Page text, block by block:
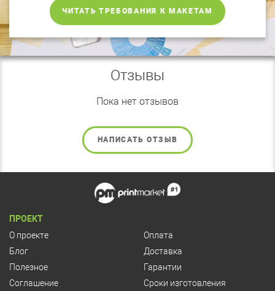
ЧИТАТЬ ТРЕБОВАНИЯ К МАКЕТАМ
Отзывы
Пока нет отзывов
НАПИСАТЬ ОТЗЫВ
ПРОЕКТ
О проекте
Блог
Полезное
Соглашение
Оплата
Доставка
Гарантии
Сроки изготовления